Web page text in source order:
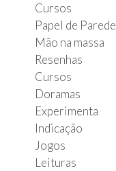
Cursos
Papel de Parede
Mão na massa
Resenhas
Cursos
Doramas
Experimenta
Indicação
Jogos
Leituras